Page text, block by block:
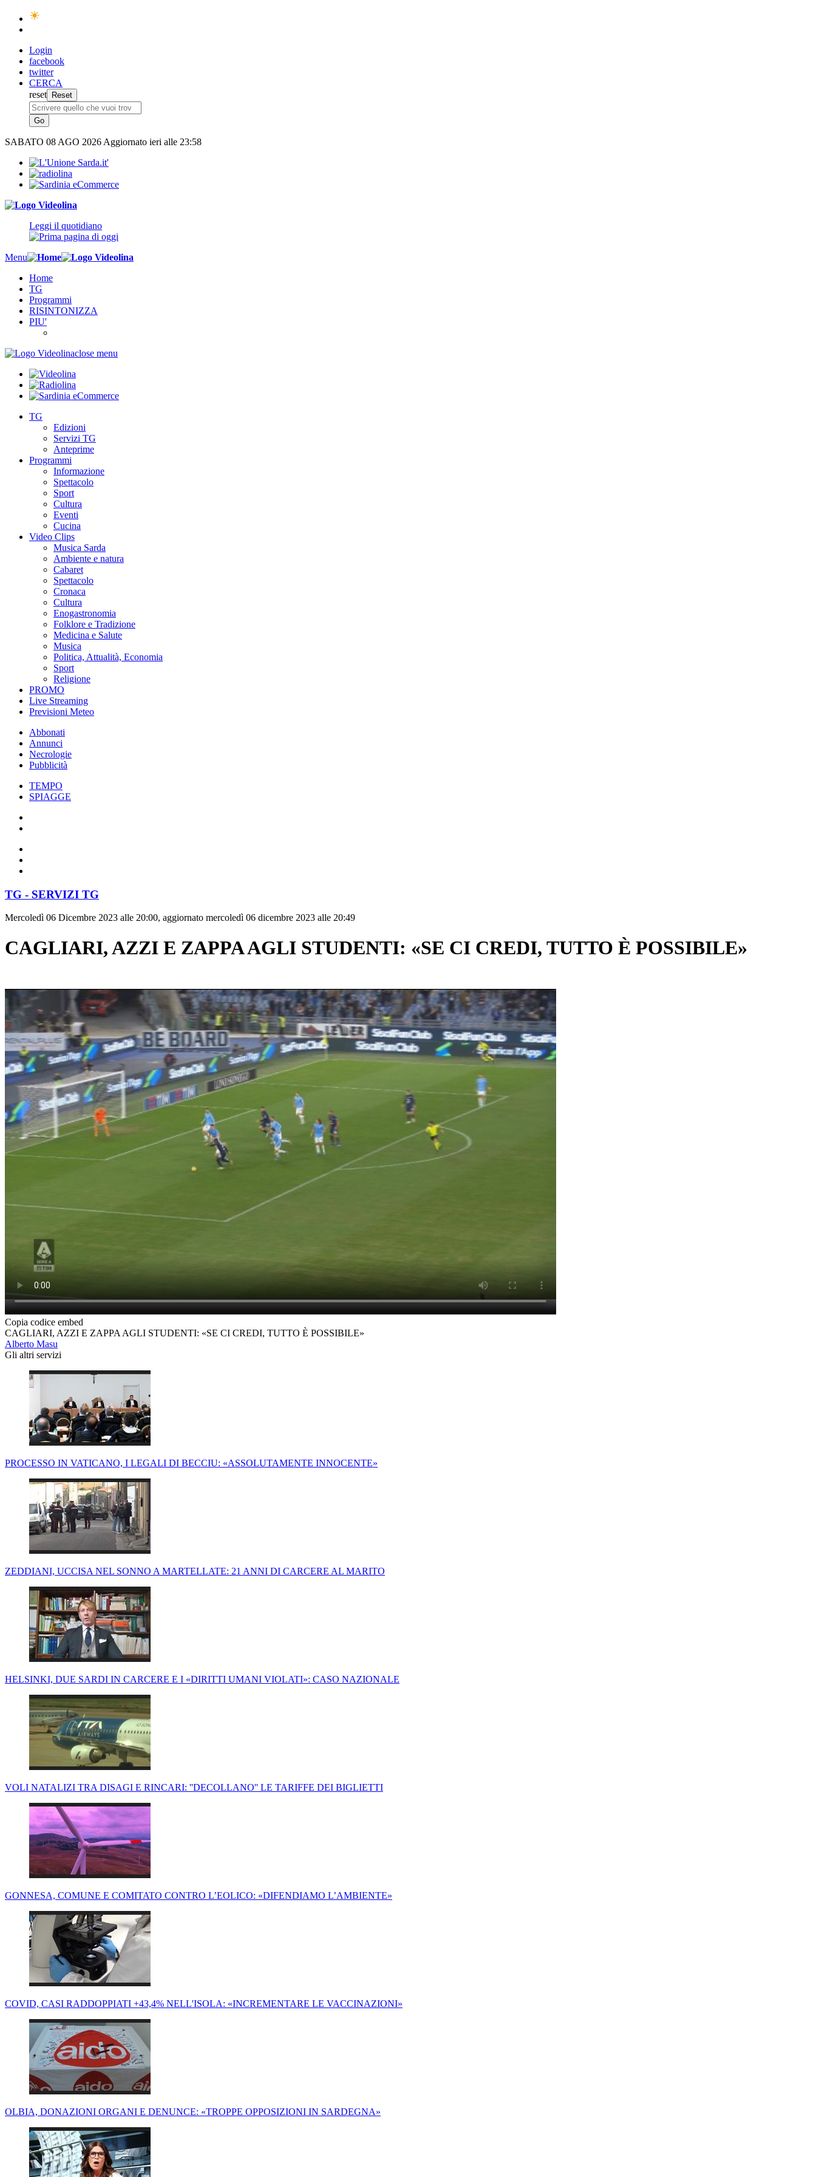
Login
facebook
twitter
CERCA
reset
SABATO 08 AGO 2026 Aggiornato ieri alle 23:58
Leggi il quotidiano
Menu
Home
TG
Programmi
RISINTONIZZA
PIU'
close menu
TG
Edizioni
Servizi TG
Anteprime
Programmi
Informazione
Spettacolo
Sport
Cultura
Eventi
Cucina
Video Clips
Musica Sarda
Ambiente e natura
Cabaret
Spettacolo
Cronaca
Cultura
Enogastronomia
Folklore e Tradizione
Medicina e Salute
Musica
Politica, Attualità, Economia
Sport
Religione
PROMO
Live Streaming
Previsioni Meteo
Abbonati
Annunci
Necrologie
Pubblicità
TEMPO
SPIAGGE
TG - SERVIZI TG
Mercoledì 06 Dicembre 2023 alle 20:00, aggiornato mercoledì 06 dicembre 2023 alle 20:49
CAGLIARI, AZZI E ZAPPA AGLI STUDENTI: «SE CI CREDI, TUTTO È POSSIBILE»
Copia codice embed
CAGLIARI, AZZI E ZAPPA AGLI STUDENTI: «SE CI CREDI, TUTTO È POSSIBILE»
Alberto Masu
Gli altri servizi
PROCESSO IN VATICANO, I LEGALI DI BECCIU: «ASSOLUTAMENTE INNOCENTE»
ZEDDIANI, UCCISA NEL SONNO A MARTELLATE: 21 ANNI DI CARCERE AL MARITO
HELSINKI, DUE SARDI IN CARCERE E I «DIRITTI UMANI VIOLATI»: CASO NAZIONALE
VOLI NATALIZI TRA DISAGI E RINCARI: ''DECOLLANO'' LE TARIFFE DEI BIGLIETTI
GONNESA, COMUNE E COMITATO CONTRO L’EOLICO: «DIFENDIAMO L’AMBIENTE»
COVID, CASI RADDOPPIATI +43,4% NELL'ISOLA: «INCREMENTARE LE VACCINAZIONI»
OLBIA, DONAZIONI ORGANI E DENUNCE: «TROPPE OPPOSIZIONI IN SARDEGNA»